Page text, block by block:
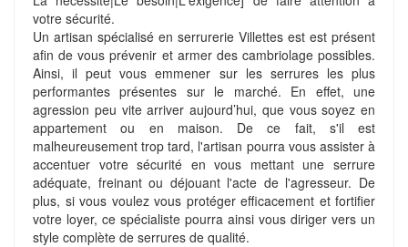
votre sécurité.
Un artisan spécialisé en serrurerie Villettes est est présent
afin de vous prévenir et armer des cambriolage possibles.
Ainsi, il peut vous emmener sur les serrures les plus
performantes présentes sur le marché. En effet, une
agression peu vite arriver aujourd’hui, que vous soyez en
appartement ou en maison. De ce fait, s'il est
malheureusement trop tard, l'artisan pourra vous assister à
accentuer votre sécurité en vous mettant une serrure
adéquate, freinant ou déjouant l'acte de l'agresseur. De
plus, si vous voulez vous protéger efficacement et fortifier
votre loyer, ce spécialiste pourra ainsi vous diriger vers un
style complète de serrures de qualité.